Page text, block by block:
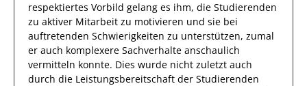
respektiertes Vorbild gelang es ihm, die Studierenden
zu aktiver Mitarbeit zu motivieren und sie bei
auftretenden Schwierigkeiten zu unterstützen, zumal
er auch komplexere Sachverhalte anschaulich
vermitteln konnte. Dies wurde nicht zuletzt auch
durch die Leistungsbereitschaft der Studierenden